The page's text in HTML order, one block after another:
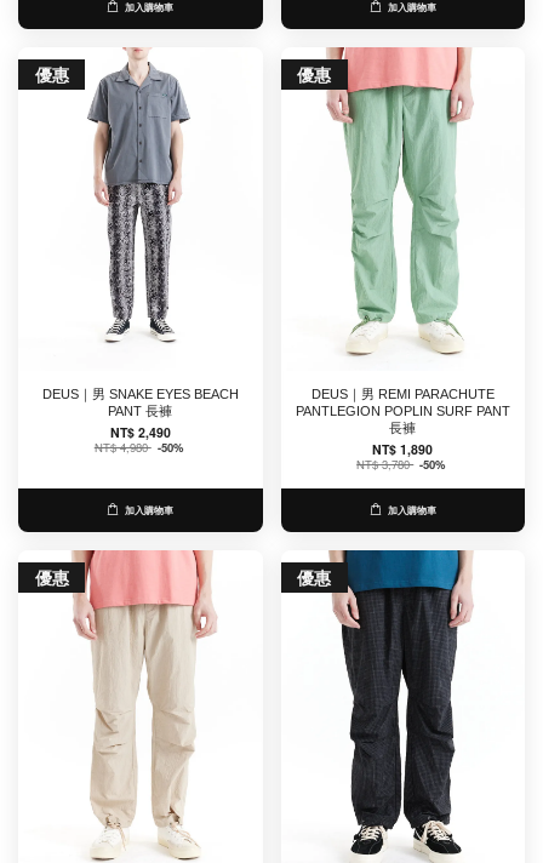
加入購物車 加入購物車
優惠
DEUS｜男 SNAKE EYES BEACH
PANT 長褲
NT$ 2,490
NT$ 4,980 -50%
加入購物車
優惠
DEUS｜男 REMI PARACHUTE
PANTLEGION POPLIN SURF PANT
長褲
NT$ 1,890
NT$ 3,780 -50%
加入購物車
優惠 優惠